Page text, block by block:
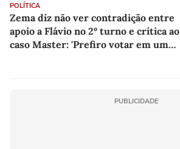
POLÍTICA
Zema diz não ver contradição entre
apoio a Flávio no 2º turno e crítica ao
caso Master: 'Prefiro votar em um
PUBLICIDADE